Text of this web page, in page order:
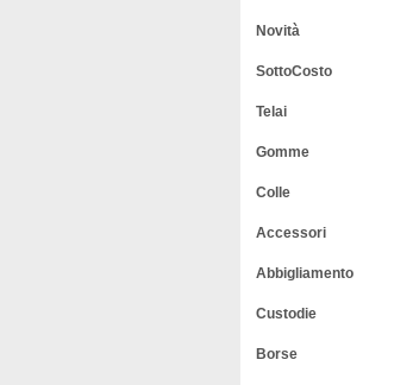
Novità
SottoCosto
Telai
Gomme
Colle
Accessori
Abbigliamento
Custodie
Borse